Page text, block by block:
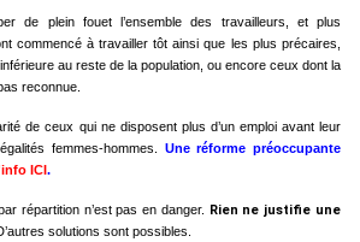
de plein fouet l’ensemble des travailleurs, et plus
commencé à travailler tôt ainsi que les plus précaires,
au reste de la population, ou encore ceux dont la
reconnue.
de ceux qui ne disposent plus d’un emploi avant leur
femmes-hommes. Une réforme préoccupante
ICI.
répartition n’est pas en danger.
Rien ne justifie une
solutions sont possibles.